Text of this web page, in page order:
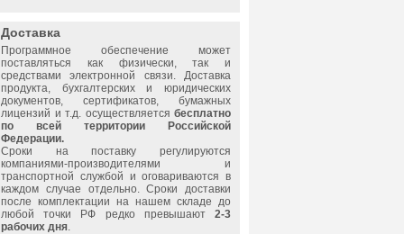
Доставка
Программное обеспечение может
поставляться как физически, так и
средствами электронной связи. Доставка
продукта, бухгалтерских и юридических
документов, сертификатов, бумажных
лицензий и т.д. осуществляется бесплатно
по всей территории Российской
Федерации.
Сроки на поставку регулируются
компаниями-производителями и
транспортной службой и оговариваются в
каждом случае отдельно. Сроки доставки
после комплектации на нашем складе до
любой точки РФ редко превышают 2-3
рабочих дня.